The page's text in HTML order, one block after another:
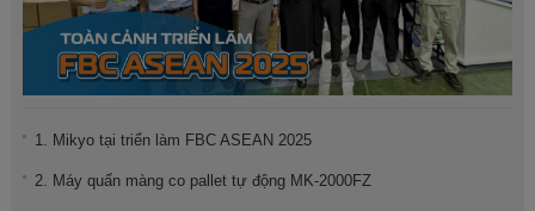
1. Mikyo tại triển làm FBC ASEAN 2025
2. Máy quấn màng co pallet tự động MK-2000FZ